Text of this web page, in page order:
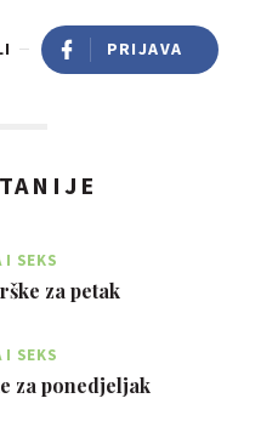
PRIJAVA
I SEKS
za petak
I SEKS
za ponedjeljak